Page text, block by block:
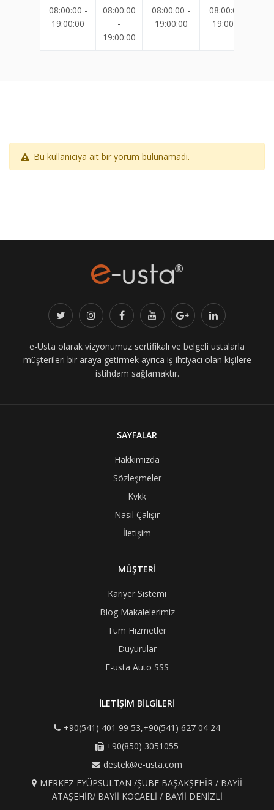
08:00:00 -
19:00:00
08:00:00
-
19:00:00
08:00:00 -
19:00:00
08:00:00 -
19:00:00
Bu kullanıcıya ait bir yorum bulunamadı.
e-Usta olarak vizyonumuz sertifikalı ve belgeli ustalarla
müşterileri bir araya getirmek ayrıca iş ihtiyacı olan kişilere
istihdam sağlamaktır.
SAYFALAR
Hakkımızda
Sözleşmeler
Kvkk
Nasıl Çalışır
İletişim
MÜŞTERİ
Kariyer Sistemi
Blog Makalelerimiz
Tüm Hizmetler
Duyurular
E-usta Auto SSS
İLETİŞİM BİLGİLERİ
+90(541) 401 99 53,+90(541) 627 04 24
+90(850) 3051055
destek@e-usta.com
MERKEZ EYÜPSULTAN /ŞUBE BAŞAKŞEHİR / BAYİİ
ATAŞEHİR/ BAYİİ KOCAELİ / BAYİİ DENİZLİ